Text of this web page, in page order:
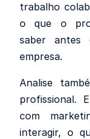
trabalho
o que o
saber antes
empresa.
Analise
profissional.
com
interagir, o